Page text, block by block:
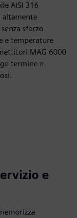
AISI 316
altamente
sforzo
e temperature
MAG 6000
termine e
e